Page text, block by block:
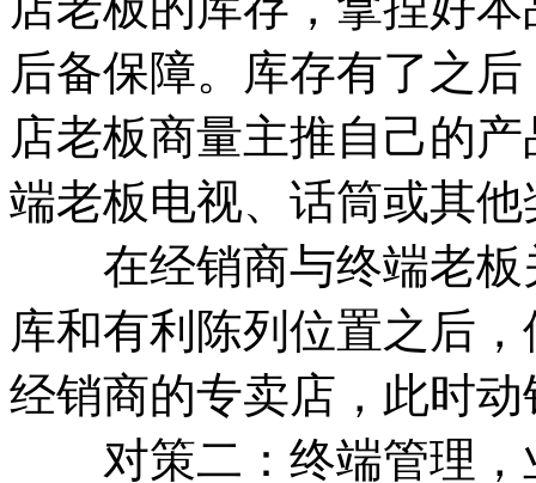
后备保障。库存有了之
店老板商量主推自己的
端老板电视、话筒或其
在经销商与终端老板
库和有利陈列位置之后
经销商的专卖店，此时
对策二：终端管理，